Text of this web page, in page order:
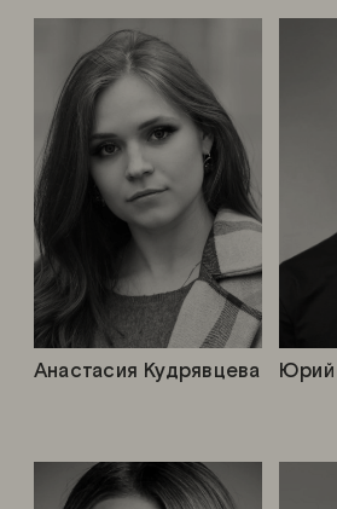
Юрий
Анастасия Кудрявцева